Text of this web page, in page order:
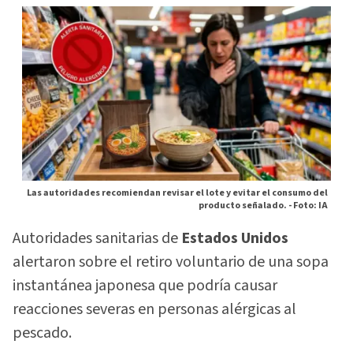
Las autoridades recomiendan revisar el lote y evitar el consumo del
producto señalado. -Foto: IA
Autoridades sanitarias de Estados Unidos
alertaron sobre el retiro voluntario de una sopa
instantánea japonesa que podría causar
reacciones severas en personas alérgicas al
pescado.